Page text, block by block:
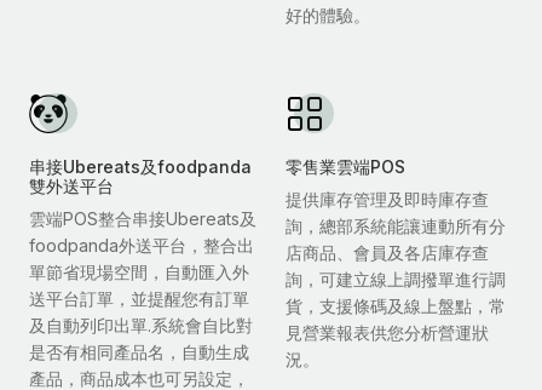
好的體驗。
串接Ubereats及foodpanda
雙外送平台
雲端POS整合串接Ubereats及
foodpanda外送平台，整合出
單節省現場空間，自動匯入外
送平台訂單，並提醒您有訂單
及自動列印出單.系統會自比對
是否有相同產品名，自動生成
產品，商品成本也可另設定，
零售業雲端POS
提供庫存管理及即時庫存查
詢，總部系統能讓連動所有分
店商品、會員及各店庫存查
詢，可建立線上調撥單進行調
貨，支援條碼及線上盤點，常
見營業報表供您分析營運狀
況。